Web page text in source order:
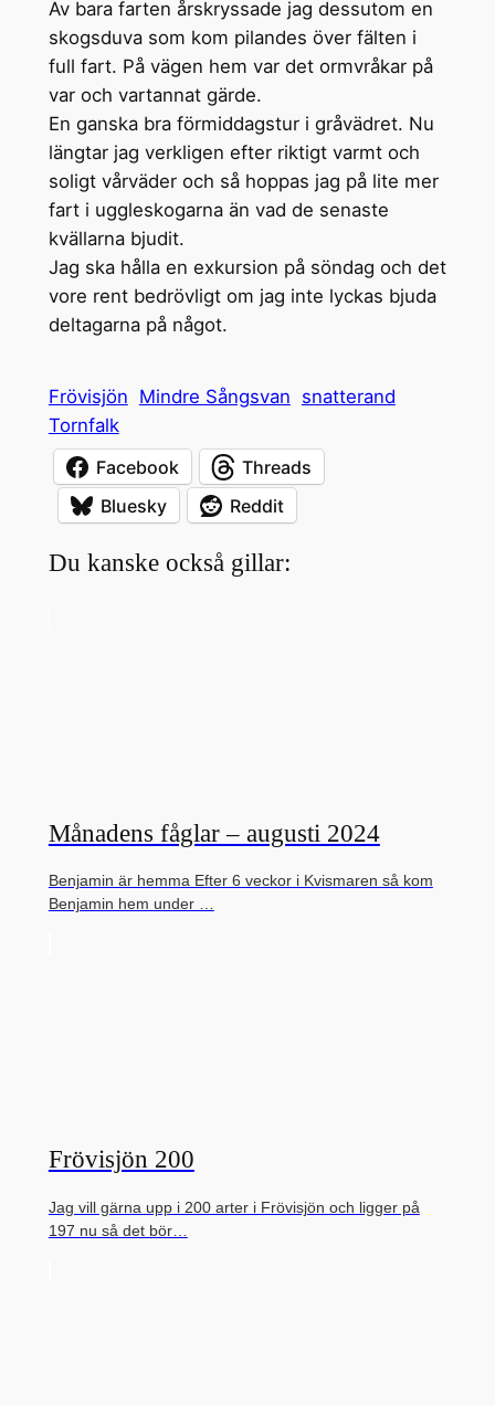
Av bara farten årskryssade jag dessutom en
skogsduva som kom pilandes över fälten i
full fart. På vägen hem var det ormvråkar på
var och vartannat gärde.
En ganska bra förmiddagstur i gråvädret. Nu
längtar jag verkligen efter riktigt varmt och
soligt vårväder och så hoppas jag på lite mer
fart i uggleskogarna än vad de senaste
kvällarna bjudit.
Jag ska hålla en exkursion på söndag och det
vore rent bedrövligt om jag inte lyckas bjuda
deltagarna på något.
Frövisjön Mindre Sångsvan snatterand
Tornfalk
Facebook
Threads
Bluesky
Reddit
Du kanske också gillar:
Månadens fåglar – augusti 2024
Benjamin är hemma Efter 6 veckor i Kvismaren så kom
Benjamin hem under …
Frövisjön 200
Jag vill gärna upp i 200 arter i Frövisjön och ligger på
197 nu så det bör…